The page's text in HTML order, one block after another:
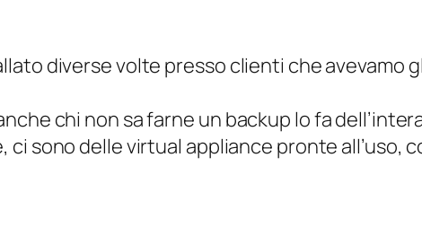
diverse volte presso clienti che avevamo
chi non sa farne un backup lo fa
sono delle virtual appliance pronte all’uso,